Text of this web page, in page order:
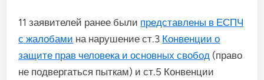
11 заявителей ранее были представлены в ЕСПЧ
с жалобами на нарушение ст.3 Конвенции о
защите прав человека и основных свобод (право
не подвергаться пыткам) и ст.5 Конвенции